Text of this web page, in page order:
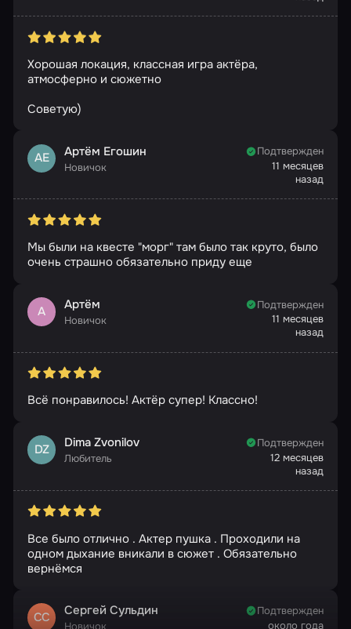
Хорошая локация, классная игра актёра,
атмосферно и сюжетно
Советую)
АЕ Артём Егошин
Новичок
Подтвержден
11 месяцев
назад
Мы были на квесте "морг" там было так круто, было
очень страшно обязательно приду еще
А Артём
Новичок
Подтвержден
11 месяцев
назад
Всё понравилось! Актёр супер! Классно!
DZ Dima Zvonilov
Любитель
Подтвержден
12 месяцев
назад
Все было отлично . Актер пушка . Проходили на
одном дыхание вникали в сюжет . Обязательно
вернёмся
СС Сергей Сульдин
Подтвержден
около года